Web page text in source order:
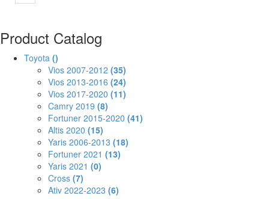
Product Catalog
Toyota ()
Vios 2007-2012 (35)
Vios 2013-2016 (24)
Vios 2017-2020 (11)
Camry 2019 (8)
Fortuner 2015-2020 (41)
Altis 2020 (15)
Yaris 2006-2013 (18)
Fortuner 2021 (13)
Yaris 2021 (0)
Cross (7)
Ativ 2022-2023 (6)